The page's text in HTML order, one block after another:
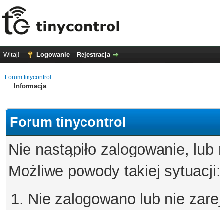
Witaj! Logowanie Rejestracja
Forum tinycontrol
Informacja
Forum tinycontrol
Nie nastąpiło zalogowanie,
Możliwe powody takiej sytuacji:
Nie zalogowano lub nie